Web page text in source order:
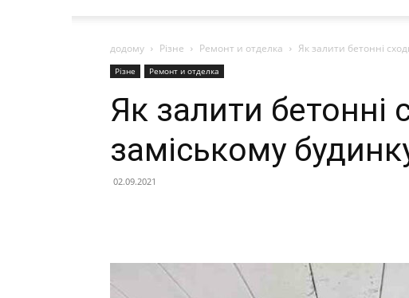
додому Різне Ремонт и отделка Як залити бетонні
Різне Ремонт и отделка
Як залити бетонні
заміському
02.09.2021